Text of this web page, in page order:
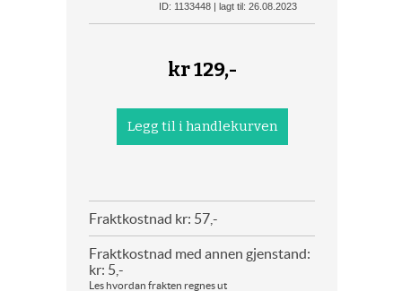
ID: 1133448 | lagt til: 26.08.2023
kr129,-
Fraktkostnad kr: 57,-
Fraktkostnad med annen gjenstand:
kr: 5,-
Les hvordan frakten regnes ut